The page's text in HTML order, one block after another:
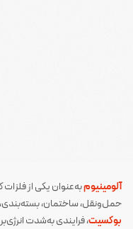
آلومینیومبه‌عنوان یکی از
حمل‌ونقل، ساختمان، بسته‌بندی،
بوکسیت، فرایندی به‌شدت